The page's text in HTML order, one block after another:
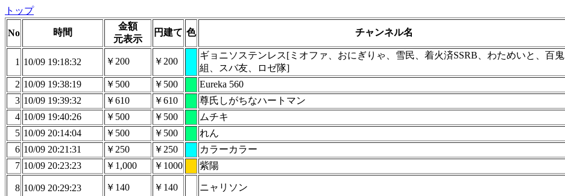
トップ
No 時間
金額
元表示
円建て 色 チャンネル名
1 10/09 19:18:32 ￥200 ￥200
ギョニソステンレス[ミオファ、おにぎりゃ、雪民、着火済SSRB、わためいと、百鬼
組、スバ友、ロゼ隊]
2 10/09 19:38:19 ￥500 ￥500 Eureka 560
3 10/09 19:39:32 ￥610 ￥610 尊氏しがちなハートマン
4 10/09 19:40:26 ￥500 ￥500 ムチキ
5 10/09 20:14:04 ￥500 ￥500 れん
6 10/09 20:21:31 ￥250 ￥250 カラーカラー
7 10/09 20:23:23 ￥1,000 ￥1000 紫陽
8 10/09 20:29:23 ￥140 ￥140 ニャリソン